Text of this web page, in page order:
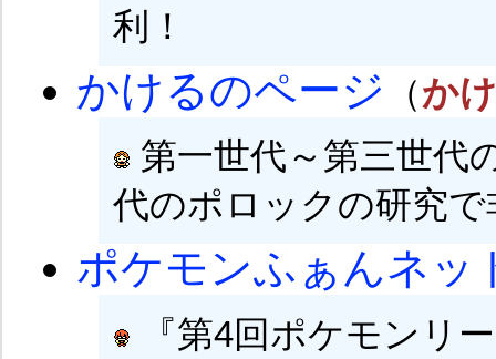
利！
かけるのページ （か
第一世代～第三世代
代のポロックの研究
ポケモンふぁんネッ
『第4回ポケモンリ